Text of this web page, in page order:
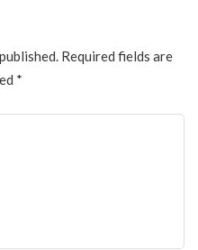
Required fields are
*